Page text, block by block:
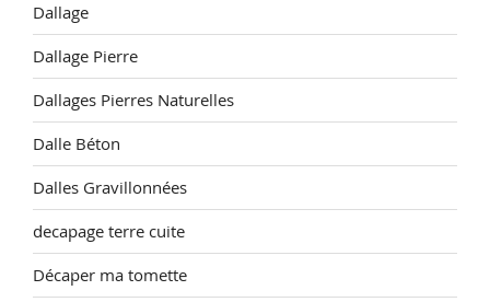
Dallage
Dallage Pierre
Dallages Pierres Naturelles
Dalle Béton
Dalles Gravillonnées
decapage terre cuite
Décaper ma tomette